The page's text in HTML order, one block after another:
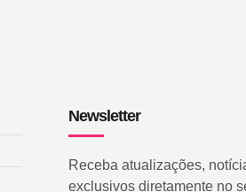
Newsletter
Receba atualizações,
exclusivos diretamente no